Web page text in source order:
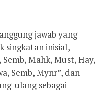
jawab yang
singkatan inisial,
Mahk, Must, Hay,
Semb, Mynr”, dan
ulang sebagai